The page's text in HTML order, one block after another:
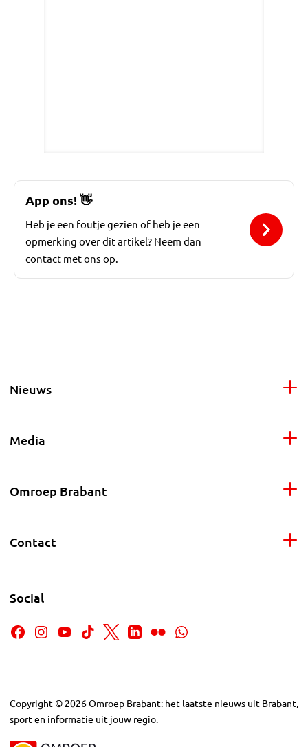
App ons!👋
Heb je een foutje gezien of heb je een
opmerking over dit artikel? Neem dan
contact met ons op.
Nieuws
Media
Omroep Brabant
Contact
Social
Copyright © 2026Omroep Brabant: het laatste nieuws uit Brabant,
sport en informatie uit jouw regio.